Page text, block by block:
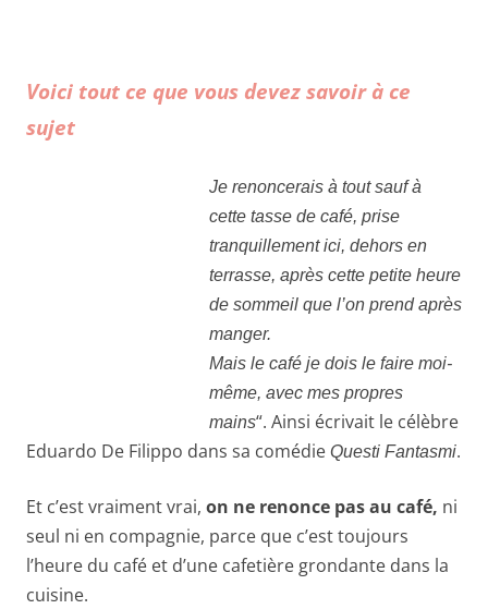
Voici tout ce que vous devez savoir à ce
sujet
Je renoncerais à tout sauf à
cette tasse de café, prise
tranquillement ici, dehors en
terrasse, après cette petite heure
de sommeil que l’on prend après
manger.
Mais le café je dois le faire moi-
même, avec mes propres
mains“. Ainsi écrivait le célèbre
Eduardo De Filippo dans sa comédie Questi Fantasmi.
Et c’est vraiment vrai, on ne renonce pas au café, ni
seul ni en compagnie, parce que c’est toujours
l’heure du café et d’une cafetière grondante dans la
cuisine.